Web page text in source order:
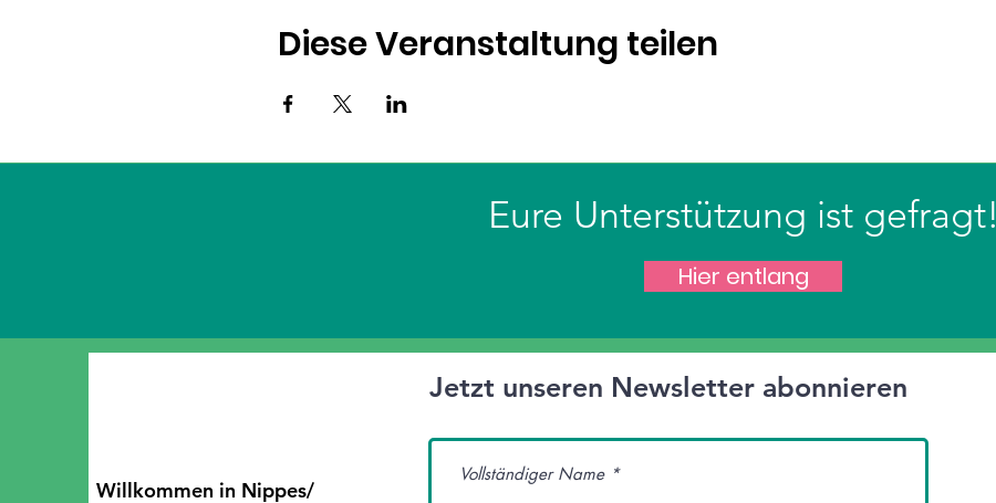
Diese Veranstaltung teilen
Eure Unterstützung ist gefragt!
Hier entlang
Willkommen in Nippes/
Jetzt unseren Newsletter abonnieren